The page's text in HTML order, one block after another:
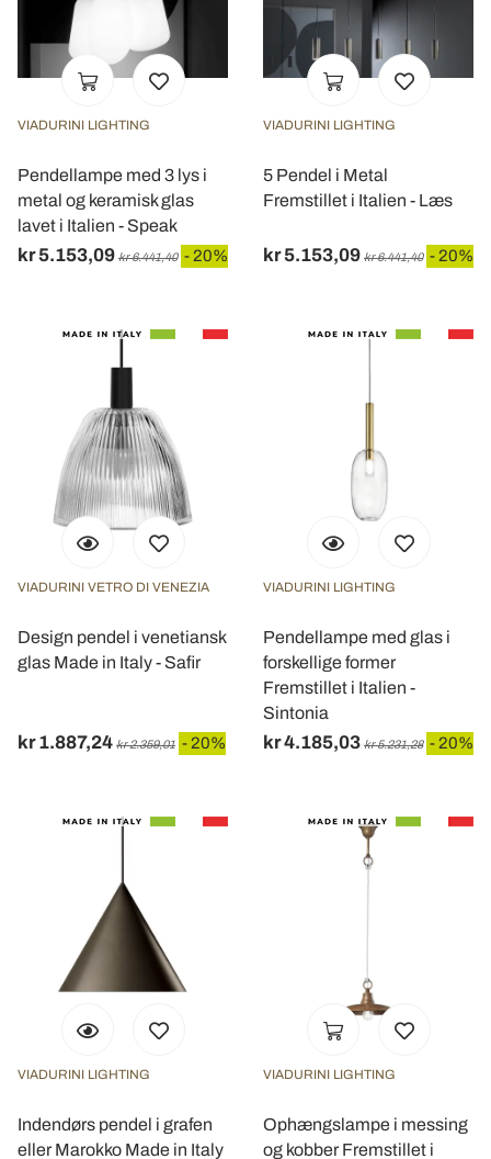
VIADURINI LIGHTING
Pendellampe med 3 lys i
metal og keramisk glas
lavet i Italien - Speak
kr 5.153,09 kr 6.441,40 - 20%
VIADURINI LIGHTING
5 Pendel i Metal
Fremstillet i Italien - Læs
kr 5.153,09 kr 6.441,40 - 20%
VIADURINI VETRO DI VENEZIA
Design pendel i venetiansk
glas Made in Italy - Safir
kr 1.887,24 kr 2.359,01 - 20%
VIADURINI LIGHTING
Pendellampe med glas i
forskellige former
Fremstillet i Italien -
Sintonia
kr 4.185,03 kr 5.231,28 - 20%
VIADURINI LIGHTING
Indendørs pendel i grafen
eller Marokko Made in Italy
VIADURINI LIGHTING
Ophængslampe i messing
og kobber Fremstillet i